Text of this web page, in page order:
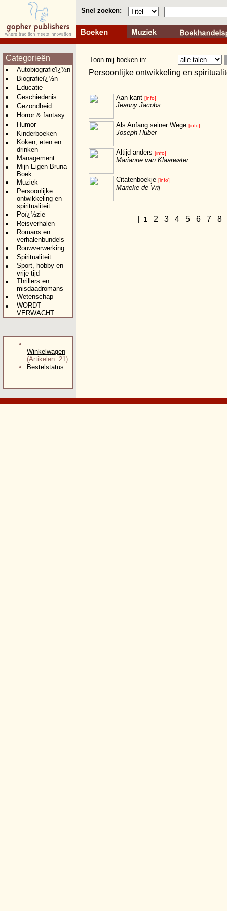
Snel zoeken:
Categorieën
Autobiografieï¿½n
Biografieï¿½n
Educatie
Geschiedenis
Gezondheid
Horror & fantasy
Humor
Kinderboeken
Koken, eten en
drinken
Management
Mijn Eigen Bruna
Boek
Muziek
Persoonlijke
ontwikkeling en
spiritualiteit
Poï¿½zie
Reisverhalen
Romans en
verhalenbundels
Rouwverwerking
Spiritualiteit
Sport, hobby en
vrije tijd
Thrillers en
misdaadromans
Wetenschap
WORDT
VERWACHT
Winkelwagen
(Artikelen: 21)
Bestelstatus
Toon mij boeken in:
Persoonlijke ontwikkeling en
Aan kant [info]
Jeanny Jacobs
Als Anfang seiner Wege [info]
Joseph Huber
Altijd anders [info]
Marianne van Klaarwater
Citatenboekje [info]
Marieke de Vrij
[ 1 2 3 4 5 6 7 8